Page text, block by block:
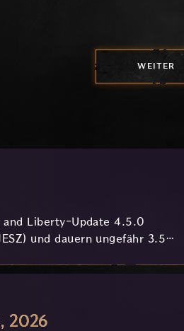
WEITER
and Liberty-Update 4.5.0
und dauern ungefähr 3.5
2026